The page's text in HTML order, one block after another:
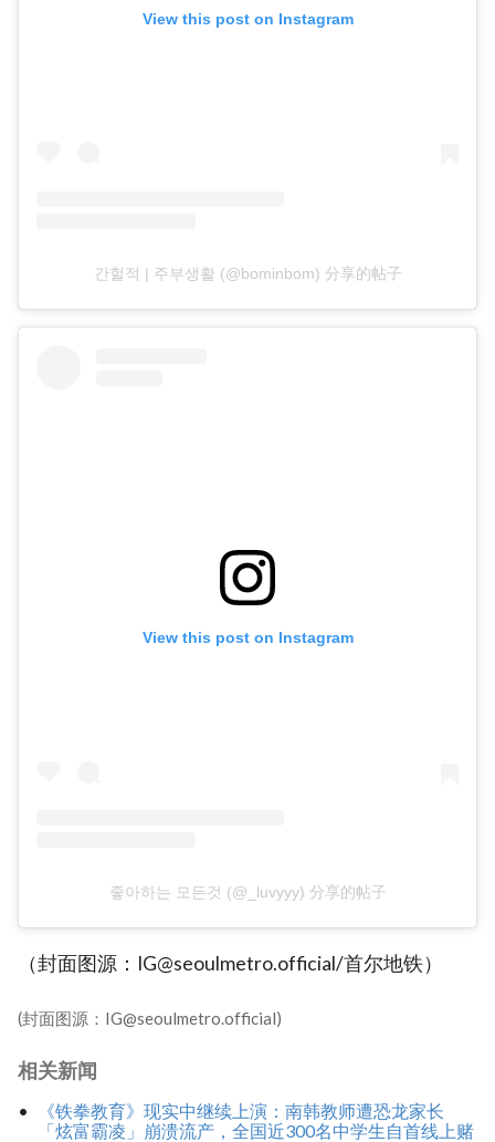
View this post on Instagram
간헐적 | 주부생활 (@bominbom) 分享的帖子
View this post on Instagram
좋아하는 모든것 (@_luvyyy) 分享的帖子
（封面图源：IG@seoulmetro.official/首尔地铁）
(封面图源：IG@seoulmetro.official)
相关新闻
《铁拳教育》现实中继续上演：南韩教师遭恐龙家长
「炫富霸凌」崩溃流产，全国近300名中学生自首线上赌